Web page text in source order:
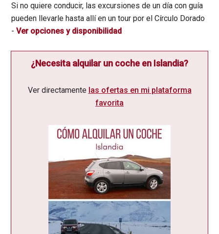
Si no quiere conducir, las excursiones de un día con guía
pueden llevarle hasta allí en un tour por el Círculo Dorado
-Ver opciones y disponibilidad
¿Necesita alquilar un coche en Islandia?
Ver directamente las ofertas en mi plataforma
favorita